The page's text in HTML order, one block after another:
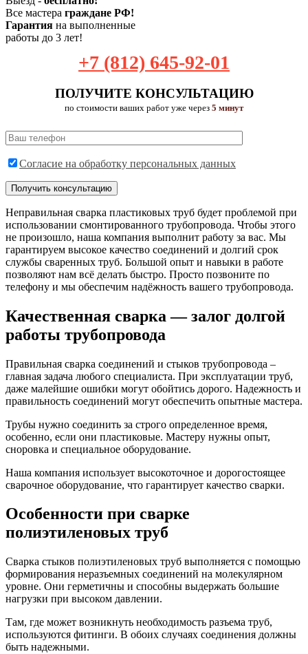
Все мастера граждане РФ!
Гарантия на выполненные
работы до 3 лет!
+7 (812) 645-92-01
ПОЛУЧИТЕ КОНСУЛЬТАЦИЮ
по стоимости ваших работ уже через 5 минут
Согласие на обработку персональных данных
Неправильная сварка пластиковых труб будет проблемой при
использовании смонтированного трубопровода. Чтобы этого
не произошло, наша компания выполнит работу за вас. Мы
гарантируем высокое качество соединений и долгий срок
службы сваренных труб. Большой опыт и навыки в работе
позволяют нам всё делать быстро. Просто позвоните по
телефону и мы обеспечим надёжность вашего трубопровода.
Качественная сварка — залог долгой
работы трубопровода
Правильная сварка соединений и стыков трубопровода –
главная задача любого специалиста. При эксплуатации труб,
даже малейшие ошибки могут обойтись дорого. Надежность и
правильность соединений могут обеспечить опытные мастера.
Трубы нужно соединить за строго определенное время,
особенно, если они пластиковые. Мастеру нужны опыт,
сноровка и специальное оборудование.
Наша компания использует высокоточное и дорогостоящее
сварочное оборудование, что гарантирует качество сварки.
Особенности при сварке
полиэтиленовых труб
Сварка стыков полиэтиленовых труб выполняется с помощью
формирования неразъемных соединений на молекулярном
уровне. Они герметичны и способны выдержать большие
нагрузки при высоком давлении.
Там, где может возникнуть необходимость разъема труб,
используются фитинги. В обоих случаях соединения должны
быть надежными.